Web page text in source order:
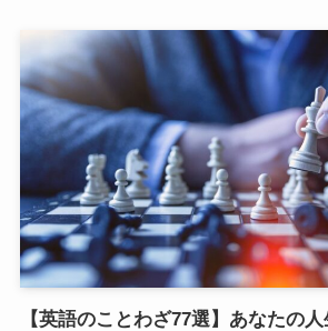
【英語のことわざ77選】あなたの